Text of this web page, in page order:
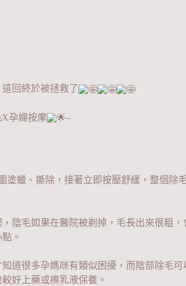
回終於被拯救了
孕婦按摩 –
塗蠟、撕除，接著立即按壓舒緩，整個除
陰毛如果在醫院被剃掉，毛長出來很粗
。
道很多孕媽咪有類似困擾，而陰部除毛
好上藥或擦乳液保養。